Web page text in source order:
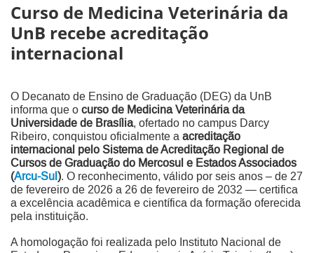
Curso de Medicina Veterinária da
UnB recebe acreditação
internacional
O Decanato de Ensino de Graduação (DEG) da UnB
informa que o curso de Medicina Veterinária da
Universidade de Brasília, ofertado no campus Darcy
Ribeiro, conquistou oficialmente a acreditação
internacional pelo Sistema de Acreditação Regional de
Cursos de Graduação do Mercosul e Estados Associados
(Arcu-Sul). O reconhecimento, válido por seis anos – de 27
de fevereiro de 2026 a 26 de fevereiro de 2032 — certifica
a excelência acadêmica e científica da formação oferecida
pela instituição.
A homologação foi realizada pelo Instituto Nacional de